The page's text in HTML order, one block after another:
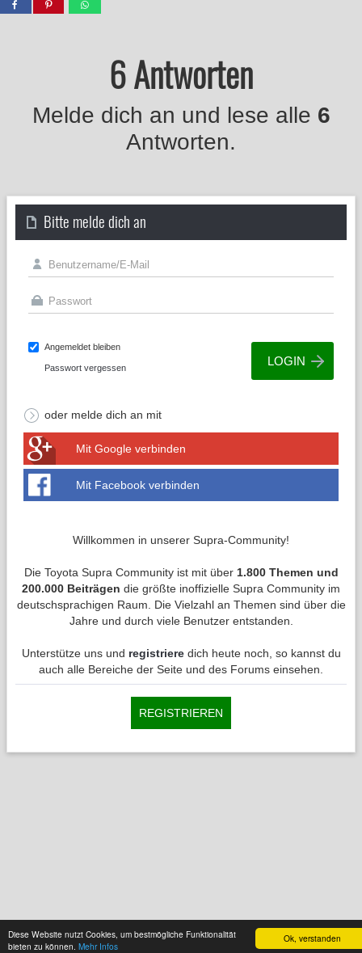
Ok, verstanden
Diese Website nutzt Cookies, um bestmögliche Funktionalität
bieten zu können. Mehr Infos
6 Antworten
Melde dich an und lese alle 6
Antworten.
Bitte melde dich an
Angemeldet bleiben
Passwort vergessen
oder melde dich an mit
Mit Google verbinden
Mit Facebook verbinden
Willkommen in unserer Supra-Community!
Die Toyota Supra Community ist mit über 1.800 Themen und
200.000 Beiträgen die größte inoffizielle Supra Community im
deutschsprachigen Raum. Die Vielzahl an Themen sind über die
Jahre und durch viele Benutzer entstanden.
Unterstütze uns und registrieredich heute noch, so kannst du
auch alle Bereiche der Seite und des Forums einsehen.
REGISTRIEREN